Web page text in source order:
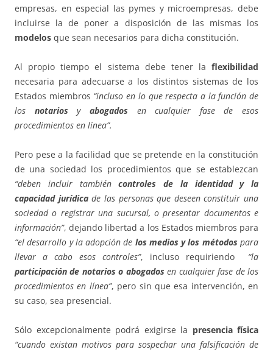
empresas, en especial las pymes y microempresas, debe
incluirse la de poner a disposición de las mismas los
modelos que sean necesarios para dicha constitución.
Al propio tiempo el sistema debe tener la flexibilidad
necesaria para adecuarse a los distintos sistemas de los
Estados miembros “incluso en lo que respecta a la función de
los notarios y abogados en cualquier fase de esos
procedimientos en línea”.
Pero pese a la facilidad que se pretende en la constitución
de una sociedad los procedimientos que se establezcan
“deben incluir tambiéncontroles de la identidad y la
capacidad jurídicade las personas que deseen constituir una
sociedad o registrar una sucursal, o presentar documentos e
información”, dejando libertad a los Estados miembros para
“el desarrollo y la adopción de los medios y los métodos para
llevar a cabo esos controles”, incluso requiriendo “la
participación de notarios o abogados en cualquier fase de los
procedimientos en línea”, pero sin que esa intervención, en
su caso, sea presencial.
Sólo excepcionalmente podrá exigirse la presencia física
“cuando existan motivos para sospechar una falsificación de